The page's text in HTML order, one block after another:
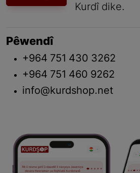
Kurdî dike.
Pêwendî
+964 751 430 3262
+964 751 460 9262
info@kurdshop.net